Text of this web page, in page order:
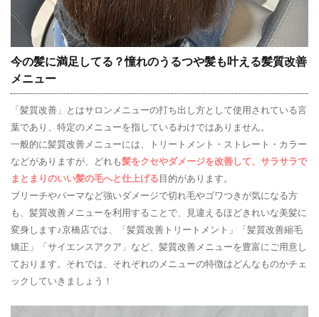
今の髪に満足してる？憧れのうるつや髪も叶える髪質改善
メニュー
「髪質改善」とはサロンメニューの打ち出し方として使用されている言
葉であり、特定のメニューを指しているわけではありません。
一般的に髪質改善メニューには、トリートメント・ストレート・カラー
などがありますが、どれも髪をクセやダメージを改善して、サラサラで
まとまりのいい髪の毛へと仕上げる 目的があります。
ブリーチやパーマなど強いダメージで切れ毛やゴワつきが気になる方
も、髪質改善メニューを利用することで、見違えるほどきれいな美髪に
変身します♪京橋店では、「髪質改善トリートメント」「髪質改善縮毛
矯正」「サイエンスアクア」など、髪質改善メニューを豊富にご用意し
ております。それでは、それぞれのメニューの特徴はどんなものかチェ
ックしていきましょう！